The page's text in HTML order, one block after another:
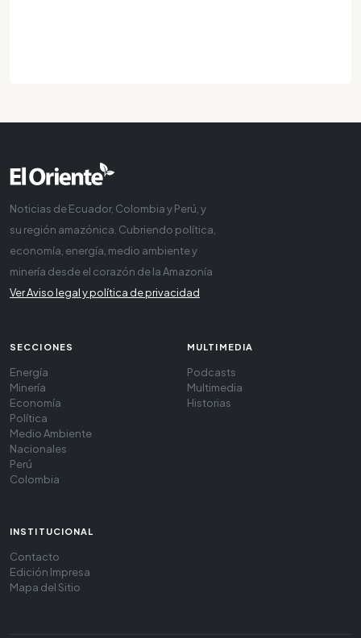
Noticias de Ecuador, Colombia y Perú, y
su región amazónica. Cubriendo política,
economía, energía, medio ambiente y
minería desde el corazón de la Amazonía
Ver Aviso legal y política de privacidad
SECCIONES
Energía
Minería
Economía
Política
Medio Ambiente
Nacionales
Perú
Colombia
MULTIMEDIA
Podcasts
Multimedia
Historias
INSTITUCIONAL
Contacto
Edición Impresa
Mapa del Sitio